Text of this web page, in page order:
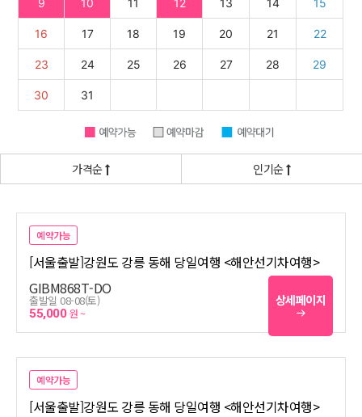
가격순 인기순
예약가능
[서울출발]강원도 강릉 동해 당일여행 <해안선기차여행>
GIBM868T-DO
출발일 08-08(토)
55,000원 ~
상세페이지
예약가능
[서울출발]강원도 강릉 동해 당일여행 <해안선기차여행>